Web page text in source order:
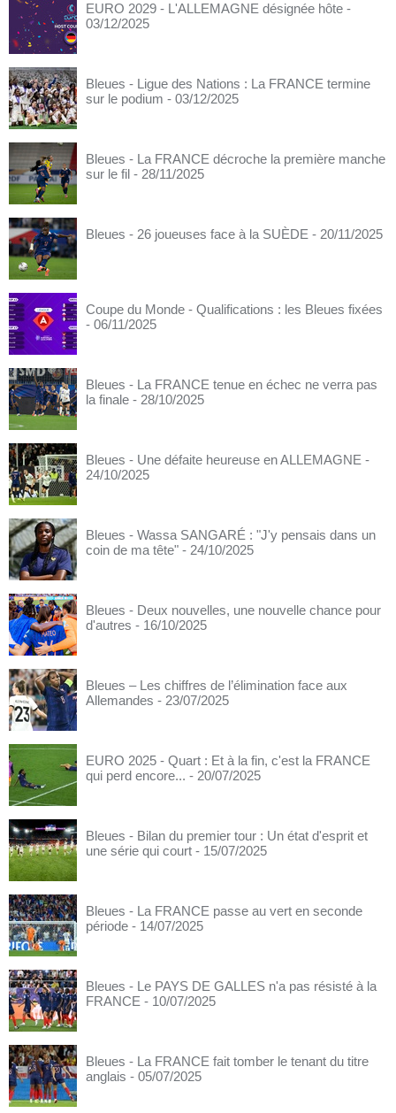
EURO 2029 - L'ALLEMAGNE désignée hôte -
03/12/2025
Bleues - Ligue des Nations : La FRANCE termine
sur le podium - 03/12/2025
Bleues - La FRANCE décroche la première manche
sur le fil - 28/11/2025
Bleues - 26 joueuses face à la SUÈDE - 20/11/2025
Coupe du Monde - Qualifications : les Bleues fixées
- 06/11/2025
Bleues - La FRANCE tenue en échec ne verra pas
la finale - 28/10/2025
Bleues - Une défaite heureuse en ALLEMAGNE -
24/10/2025
Bleues - Wassa SANGARÉ : "J'y pensais dans un
coin de ma tête" - 24/10/2025
Bleues - Deux nouvelles, une nouvelle chance pour
d'autres - 16/10/2025
Bleues – Les chiffres de l’élimination face aux
Allemandes - 23/07/2025
EURO 2025 - Quart : Et à la fin, c'est la FRANCE
qui perd encore... - 20/07/2025
Bleues - Bilan du premier tour : Un état d'esprit et
une série qui court - 15/07/2025
Bleues - La FRANCE passe au vert en seconde
période - 14/07/2025
Bleues - Le PAYS DE GALLES n'a pas résisté à la
FRANCE - 10/07/2025
Bleues - La FRANCE fait tomber le tenant du titre
anglais - 05/07/2025